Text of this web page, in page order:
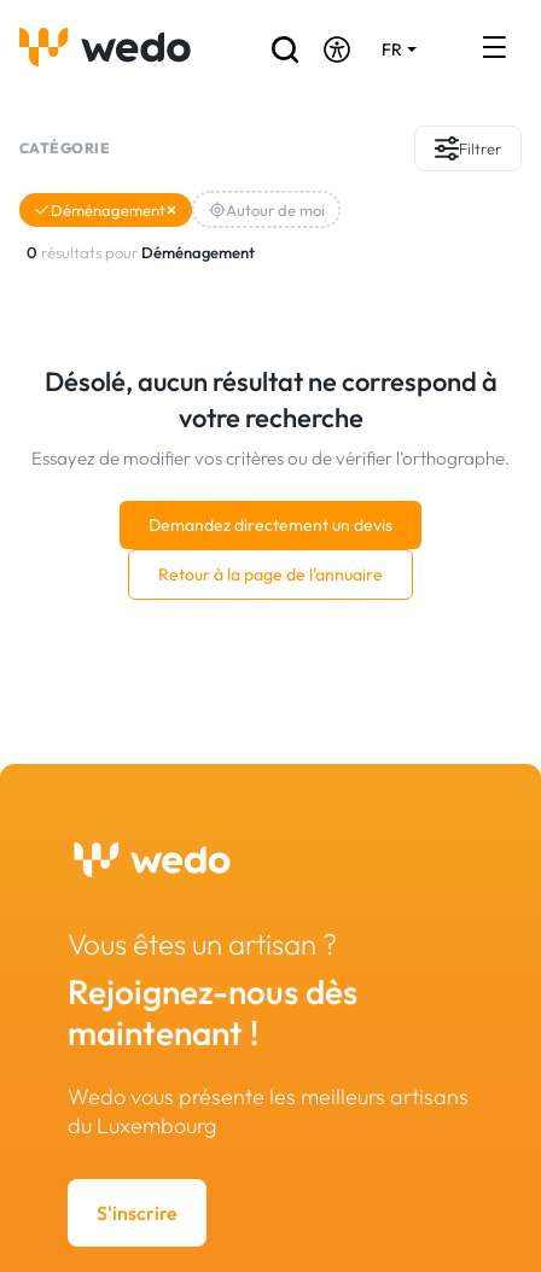
FR
Réalisations
Vous êtes un Artisan ?
CATÉGORIE Filtrer
Déménagement Autour de moi
0 résultats pour Déménagement
Désolé, aucun résultat ne correspond à
votre recherche
Essayez de modifier vos critères ou de vérifier l'orthographe.
Demandez directement un devis
Retour à la page de l'annuaire
Vous êtes un artisan ?
Rejoignez-nous dès
maintenant !
Wedo vous présente les meilleurs artisans
du Luxembourg
S'inscrire